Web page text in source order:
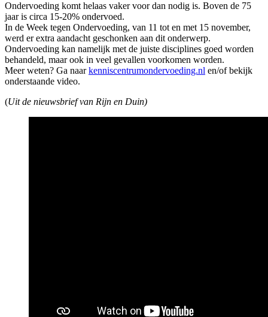
Ondervoeding komt helaas vaker voor dan nodig is. Boven de 75
jaar is circa 15-20% ondervoed.
In de Week tegen Ondervoeding, van 11 tot en met 15 november,
werd er extra aandacht geschonken aan dit onderwerp.
Ondervoeding kan namelijk met de juiste disciplines goed worden
behandeld, maar ook in veel gevallen voorkomen worden.
Meer weten? Ga naarkenniscentrumondervoeding.nl en/of bekijk
onderstaande video.
(Uit de nieuwsbrief van Rijn en Duin)